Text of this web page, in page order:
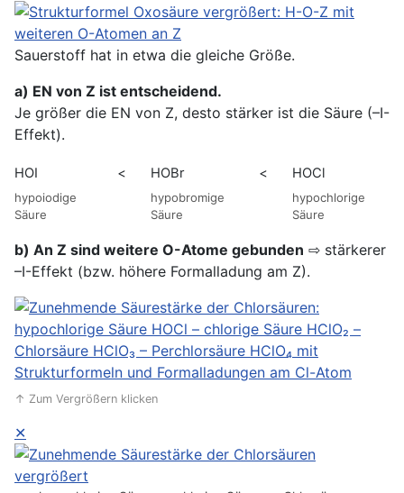
Sauerstoff hat in etwa die gleiche Größe.
a) EN von Z ist entscheidend.
Je größer die EN von Z, desto stärker ist die Säure (–I-
Effekt).
HOI < HOBr < HOCl
hypoiodige
Säure
hypobromige
Säure
hypochlorige
Säure
b) An Z sind weitere O-Atome gebunden ⇨ stärkerer
–I-Effekt (bzw. höhere Formalladung am Z).
↑ Zum Vergrößern klicken
✕